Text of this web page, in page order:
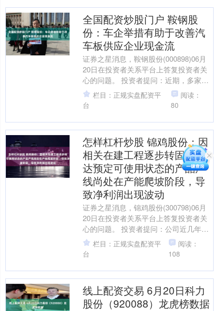
全国配资炒股门户 鞍钢股
份：车企举措有助于改善汽
车板供应企业现金流
证券之星消息，鞍钢股份(000898)06月
20日在投资者关系平台上答复投资者关
心的问题。 投资者提问：近期，多家车
企如一汽、广汽、比亚迪等纷纷官宣将
供应商支付....
栏目：正规实盘配资平
台
阅读：
80
怎样杠杆炒股 锦鸡股份：因
相关在建工程逐步转固，已
达预定可使用状态的产品产
线尚处在产能爬坡阶段，导
致净利润出现波动
证券之星消息，锦鸡股份(300798)06月
20日在投资者关系平台上答复投资者关
心的问题。 投资者提问：公司近几年业
绩不佳，徘徊在亏损边缘，营收却在小
幅增长，请....
栏目：正规实盘配资平
台
阅读：
108
线上配资交易 6月20日科力
股份（920088）龙虎榜数据